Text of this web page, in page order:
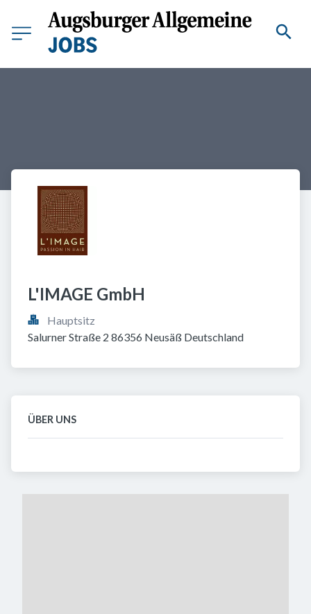
L'IMAGE GmbH
Hauptsitz
Salurner Straße 2 86356 Neusäß Deutschland
ÜBER UNS